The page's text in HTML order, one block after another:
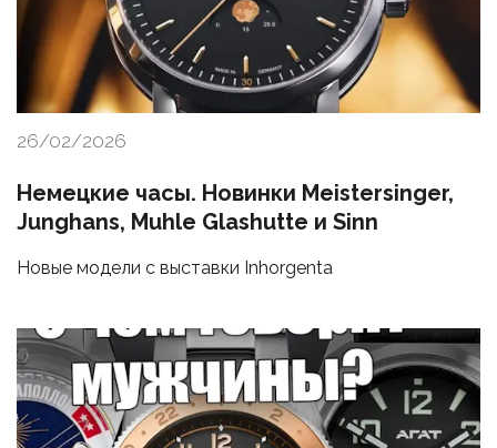
26/02/2026
Немецкие часы. Новинки Meistersinger,
Junghans, Muhle Glashutte и Sinn
Новые модели с выставки Inhorgenta